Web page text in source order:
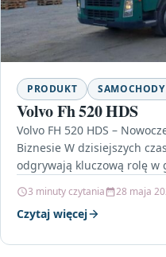
PRODUKT
Volvo Fh 520 HDS
Volvo FH 520 HDS –
Biznesie W dzisiejszych
odgrywają kluczową rolę w
3 minuty czytania 28 maja
Czytaj więcej